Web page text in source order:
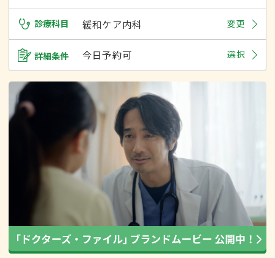
診療科目 緩和ケア内科 変更
詳細条件 今日予約可 選択